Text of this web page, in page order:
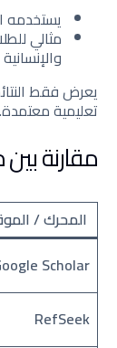
يستخدمه
مثالي
والإنسانية
يعرض فقط
تعليمية معتمدة.
مقارنة
المحرك /
Google Scholar
RefSeek